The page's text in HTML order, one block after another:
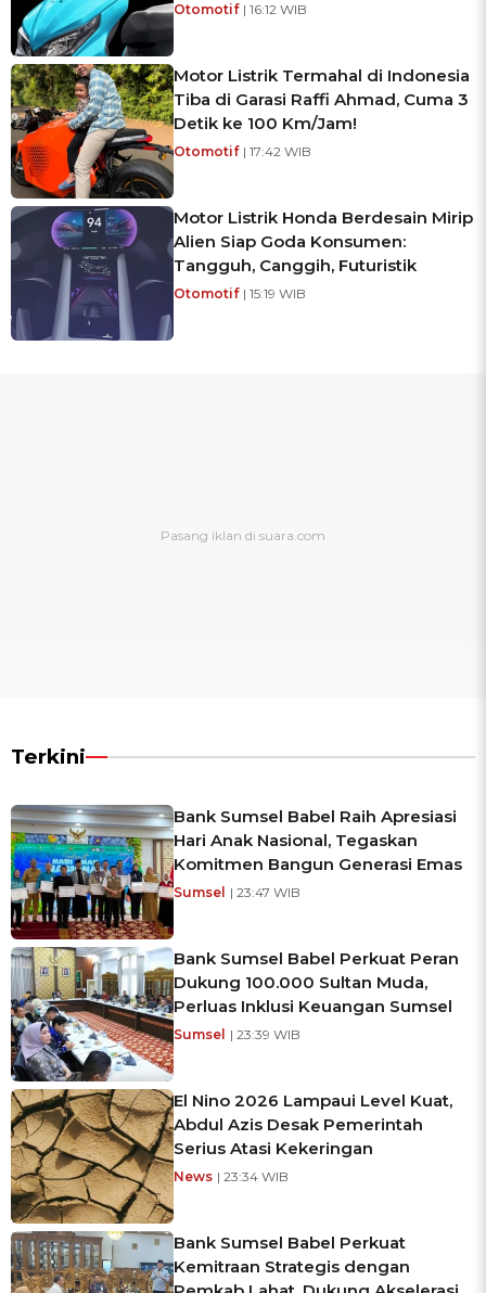
Otomotif | 16:12 WIB
Motor Listrik Termahal di Indonesia
Tiba di Garasi Raffi Ahmad, Cuma 3
Detik ke 100 Km/Jam!
Otomotif | 17:42 WIB
Motor Listrik Honda Berdesain Mirip
Alien Siap Goda Konsumen:
Tangguh, Canggih, Futuristik
Otomotif | 15:19 WIB
Terkini
Bank Sumsel Babel Raih Apresiasi
Hari Anak Nasional, Tegaskan
Komitmen Bangun Generasi Emas
Sumsel | 23:47 WIB
Bank Sumsel Babel Perkuat Peran
Dukung 100.000 Sultan Muda,
Perluas Inklusi Keuangan Sumsel
Sumsel | 23:39 WIB
El Nino 2026 Lampaui Level Kuat,
Abdul Azis Desak Pemerintah
Serius Atasi Kekeringan
News | 23:34 WIB
Bank Sumsel Babel Perkuat
Kemitraan Strategis dengan